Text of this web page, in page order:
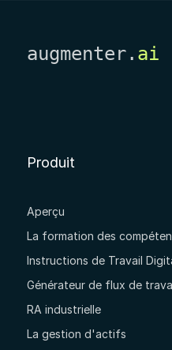
augmenter. ai
Produit
Aperçu
La formation des
Instructions de Travail
Générateur de flux de
RA industrielle
La gestion d'actifs